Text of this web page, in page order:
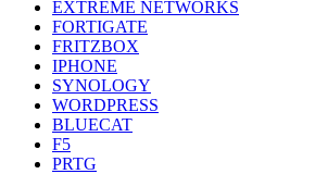
EXTREME NETWORKS
FORTIGATE
FRITZBOX
IPHONE
SYNOLOGY
WORDPRESS
BLUECAT
F5
PRTG